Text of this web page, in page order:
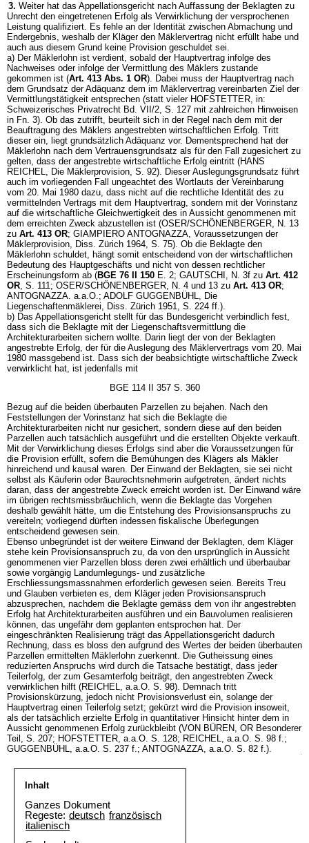
3. Weiter hat das Appellationsgericht nach Auffassung der Beklagten zu
Unrecht den eingetretenen Erfolg als Verwirklichung der versprochenen
Leistung qualifiziert. Es fehle an der Identität zwischen Abmachung und
Endergebnis, weshalb der Kläger den Mäklervertrag nicht erfüllt habe und
auch aus diesem Grund keine Provision geschuldet sei.
a) Der Mäklerlohn ist verdient, sobald der Hauptvertrag infolge des
Nachweises oder infolge der Vermittlung des Mäklers zustande
gekommen ist (Art. 413 Abs. 1 OR). Dabei muss der Hauptvertrag nach
dem Grundsatz der Adäquanz dem im Mäklervertrag vereinbarten Ziel der
Vermittlungstätigkeit entsprechen (statt vieler HOFSTETTER, in:
Schweizerisches Privatrecht Bd. VII/2, S. 127 mit zahlreichen Hinweisen
in Fn. 3). Ob das zutrifft, beurteilt sich in der Regel nach dem mit der
Beauftragung des Mäklers angestrebten wirtschaftlichen Erfolg. Tritt
dieser ein, liegt grundsätzlich Adäquanz vor. Dementsprechend hat der
Mäklerlohn nach dem Vertrauensgrundsatz als für den Fall zugesichert zu
gelten, dass der angestrebte wirtschaftliche Erfolg eintritt (HANS
REICHEL, Die Mäklerprovision, S. 92). Dieser Auslegungsgrundsatz führt
auch im vorliegenden Fall ungeachtet des Wortlauts der Vereinbarung
vom 20. Mai 1980 dazu, dass nicht auf die rechtliche Identität des zu
vermittelnden Vertrags mit dem Hauptvertrag, sondern mit der Vorinstanz
auf die wirtschaftliche Gleichwertigkeit des in Aussicht genommenen mit
dem erreichten Zweck abzustellen ist (OSER/SCHÖNENBERGER, N. 13
zu Art. 413 OR; GIAMPIERO ANTOGNAZZA, Voraussetzungen der
Mäklerprovision, Diss. Zürich 1964, S. 75). Ob die Beklagte den
Mäklerlohn schuldet, hängt somit entscheidend von der wirtschaftlichen
Bedeutung des Hauptgeschäfts und nicht von dessen rechtlicher
Erscheinungsform ab (BGE 76 II 150 E. 2; GAUTSCHI, N. 3f zu Art. 412
OR, S. 111; OSER/SCHÖNENBERGER, N. 4 und 13 zu Art. 413 OR;
ANTOGNAZZA. a.a.O.; ADOLF GUGGENBÜHL, Die
Liegenschaftenmäklerei, Diss. Zürich 1951, S. 224 ff.).
b) Das Appellationsgericht stellt für das Bundesgericht verbindlich fest,
dass sich die Beklagte mit der Liegenschaftsvermittlung die
Architekturarbeiten sichern wollte. Darin liegt der von der Beklagten
angestrebte Erfolg, der für die Auslegung des Mäklervertrags vom 20. Mai
1980 massgebend ist. Dass sich der beabsichtigte wirtschaftliche Zweck
verwirklicht hat, ist jedenfalls mit
BGE 114 II 357 S. 360
Bezug auf die beiden überbauten Parzellen zu bejahen. Nach den
Feststellungen der Vorinstanz hat sich die Beklagte die
Architekturarbeiten nicht nur gesichert, sondern diese auf den beiden
Parzellen auch tatsächlich ausgeführt und die erstellten Objekte verkauft.
Mit der Verwirklichung dieses Erfolgs sind aber die Voraussetzungen für
die Provision erfüllt, sofern die Bemühungen des Klägers als Mäkler
hinreichend und kausal waren. Der Einwand der Beklagten, sie sei nicht
selbst als Käuferin oder Baurechtsnehmerin aufgetreten, ändert nichts
daran, dass der angestrebte Zweck erreicht worden ist. Der Einwand wäre
im übrigen rechtsmissbräuchlich, wenn die Beklagte das Vorgehen
deshalb gewählt hätte, um die Entstehung des Provisionsanspruchs zu
vereiteln; vorliegend dürften indessen fiskalische Überlegungen
entscheidend gewesen sein.
Ebenso unbegründet ist der weitere Einwand der Beklagten, dem Kläger
stehe kein Provisionsanspruch zu, da von den ursprünglich in Aussicht
genommenen vier Parzellen bloss deren zwei erhältlich und überbaubar
sowie vorgängig Landumlegungs- und zusätzliche
Erschliessungsmassnahmen erforderlich gewesen seien. Bereits Treu
und Glauben verbieten es, dem Kläger jeden Provisionsanspruch
abzusprechen, nachdem die Beklagte gemäss dem von ihr angestrebten
Erfolg hat Architekturarbeiten ausführen und ein Bauvolumen realisieren
können, das ungefähr dem geplanten entsprochen hat. Der
eingeschränkten Realisierung trägt das Appellationsgericht dadurch
Rechnung, dass es bloss den aufgrund des Wertes der beiden überbauten
Parzellen ermittelten Mäklerlohn zuerkennt. Die Gutheissung eines
reduzierten Anspruchs wird durch die Tatsache bestätigt, dass jeder
Teilerfolg, der zum Gesamterfolg beiträgt, den angestrebten Zweck
verwirklichen hilft (REICHEL, a.a.O. S. 98). Demnach tritt
Provisionskürzung, jedoch nicht Provisionsverlust ein, solange der
Hauptvertrag einen Teilerfolg setzt; gekürzt wird die Provision insoweit,
als der tatsächlich erzielte Erfolg in quantitativer Hinsicht hinter dem in
Aussicht genommenen Erfolg zurückbleibt (VON BÜREN, OR Besonderer
Teil, S. 207; HOFSTETTER, a.a.O. S. 128; REICHEL, a.a.O. S. 98 f.;
GUGGENBÜHL, a.a.O. S. 237 f.; ANTOGNAZZA, a.a.O. S. 82 f.).
Inhalt
Ganzes Dokument
Regeste: deutsch französisch
italienisch